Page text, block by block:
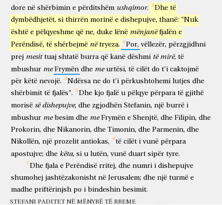
ἐπέθηκαν
vunë sipër
αὐτοῖς
atyre
τὰς χεῖρας.
duart
καὶ
dhe
ὁ λόγος
fjala
τοῦ Θεοῦ
e Perëndisë
ηὔξανεν,
rritej
καὶ
dhe
ἐπληθύνετο
shumohej
ὁ ἀριθμὸς
numri
τῶν μαθητῶν
i dishepujve
ἐν
në
Ἰερουσαλὴμ
Jerusalem
σφόδρα;
jashtëzakonisht
πολύς
e shumtë
τε ὄχλος
turmë
τῶν
ἱερέων
e priftërinjve
ὑπήκουον
bindeshin
τῇ πίστει.
besimit
Stefani dhe
πλήρης
i mbushur hir
καὶ
dhe fuqi bënte
τέρατα
çudira
καὶ σημεῖα
shenja
μεγάλα
të mëdha
ἐν
në
τῷ λαῷ.
popullin
ἀνέστησαν
u ngritën
δέ τινες
τῶν
të atyre
ἐκ
prej
τῆς συναγωγῆς,
sinagogës
τῆς
të asaj
λεγομένης
që quhet
Λιβερτίνων,
e Libertinëve dhe
Κυρηναίων,
të kireneasve
καὶ
dhe
Ἀλεξανδρέων,
të aleksandrinëve
καὶ
dhe të atyre
ἀπὸ
nga
Κιλικίας,
Kilikia
καὶ
dhe
Ἀσίας,
Azia
συνζητοῦντες
duke u rragatur
τῷ Στεφάνῳ.
Stefanin
οὐκ ἴσχυον
mundnin
ἀντιστῆναι
për të kundërvënë
τῇ σοφίᾳ
urtësisë
καὶ
dhe
τῷ
Πνεύματι,
Frymës
ᾧ ἐλάλει.
fliste
τότε
atëherë
ὑπέβαλον
nxitën fshehurazi
ἄνδρας
λέγοντας,
që thonë
ὅτι
se
ἀκηκόαμεν
kemi dëgjuar
αὐτοῦ
atë
λαλοῦντος
ndërsa flet
dore në shërbimin e përditshëm ushqimor. Dhe të
dymbëdhjetët, si thirrën morinë e dishepujve, thanë: "Nuk
është e pëlqyeshme që ne, duke lënë mënjanë fjalën e
Perëndisë, të shërbejmë në tryeza. Por, vëllezër, përzgjidhni
prej mesit tuaj shtatë burra që kanë dëshmi të mirë, të
mbushur me Frymën dhe me urtësi, të cilët do t'i caktojmë
për këtë nevojë. Ndërsa ne do t'i përkushtohemi lutjes dhe
shërbimit të fjalës". Dhe kjo fjalë u pëlqye përpara të gjithë
morisë së dishepujve, dhe zgjodhën Stefanin, një burrë i
mbushur me besim dhe me Frymën e Shenjtë, dhe Filipin, dhe
Prokorin, dhe Nikanorin, dhe Timonin, dhe Parmenin, dhe
Nikollën, një prozelit antiokas, të cilët i vunë përpara
apostujve; dhe këta, si u lutën, vunë duart sipër tyre.
Dhe fjala e Perëndisë rritej, dhe numri i dishepujve
shumohej jashtëzakonisht në Jerusalem; dhe një turmë e
madhe priftërinjsh po i bindeshin besimit.
STEFANI PADITET NË MËNYRË TË RREME